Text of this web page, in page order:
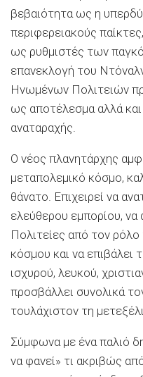
βεβαιότητα ως η
περιφερειακούς
ως ρυθμιστές των
επανεκλογή του
Ηνωμένων Πολιτειών
ως αποτέλεσμα αλλά
αναταραχής.
Ο νέος πλανητάρχης
μεταπολεμικό κόσμο,
θάνατο. Επιχειρεί να
ελεύθερου εμπορίου,
Πολιτείες από τον
κόσμου και να επιβάλει
ισχυρού, λευκού,
προσβάλλει συνολικά
τουλάχιστον τη
Σύμφωνα με ένα παλιό
να φανεί» τι ακριβώς